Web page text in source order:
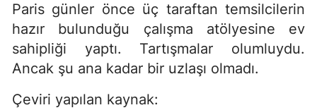
Paris günler önce üç taraftan temsilcilerin
hazır bulunduğu çalışma atölyesine ev
sahipliği yaptı. Tartışmalar olumluydu.
Ancak şu ana kadar bir uzlaşı olmadı.
Çeviri yapılan kaynak: